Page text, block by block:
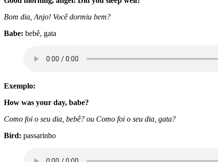
Bom dia, Anjo! Você dormiu bem?
Babe: bebê, gata
Exemplo:
How was your day, babe?
Como foi o seu dia, bebê? ou Como foi o seu dia, gata?
Bird: passarinho